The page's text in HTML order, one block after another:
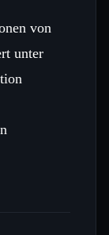
von
unter